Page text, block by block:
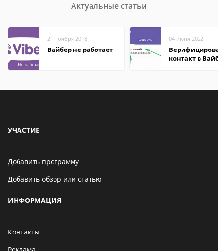
Актуальные статьи
21 ноября 2018
Вайбер не работает
04 июня 2022
контакт в
УЧАСТИЕ
Добавить программу
Добавить обзор или статью
ИНФОРМАЦИЯ
Контакты